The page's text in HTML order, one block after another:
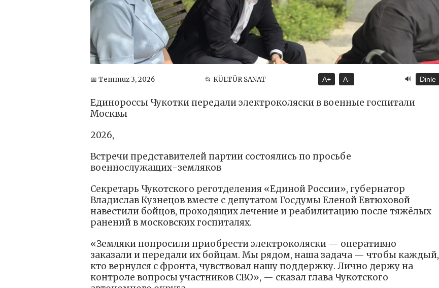
📅 Temmuz 3, 2026 📂 KÜLTÜR SANAT A+ A- 🔊 Dinle
Единороссы Чукотки передали электроколяски в военные госпитали
Москвы
2026,
Встречи представителей партии состоялись по просьбе
военнослужащих-земляков
Секретарь Чукотского реготделения «Единой России», губернатор
Владислав Кузнецов вместе с депутатом Госдумы Еленой Евтюховой
навестили бойцов, проходящих лечение и реабилитацию после тяжёлых
ранений в московских госпиталях.
«Земляки попросили приобрести электроколяски — оперативно
заказали и передали их бойцам. Мы рядом, наша задача — чтобы каждый,
кто вернулся с фронта, чувствовал нашу поддержку. Лично держу на
контроле вопросы участников СВО», — сказал глава Чукотского